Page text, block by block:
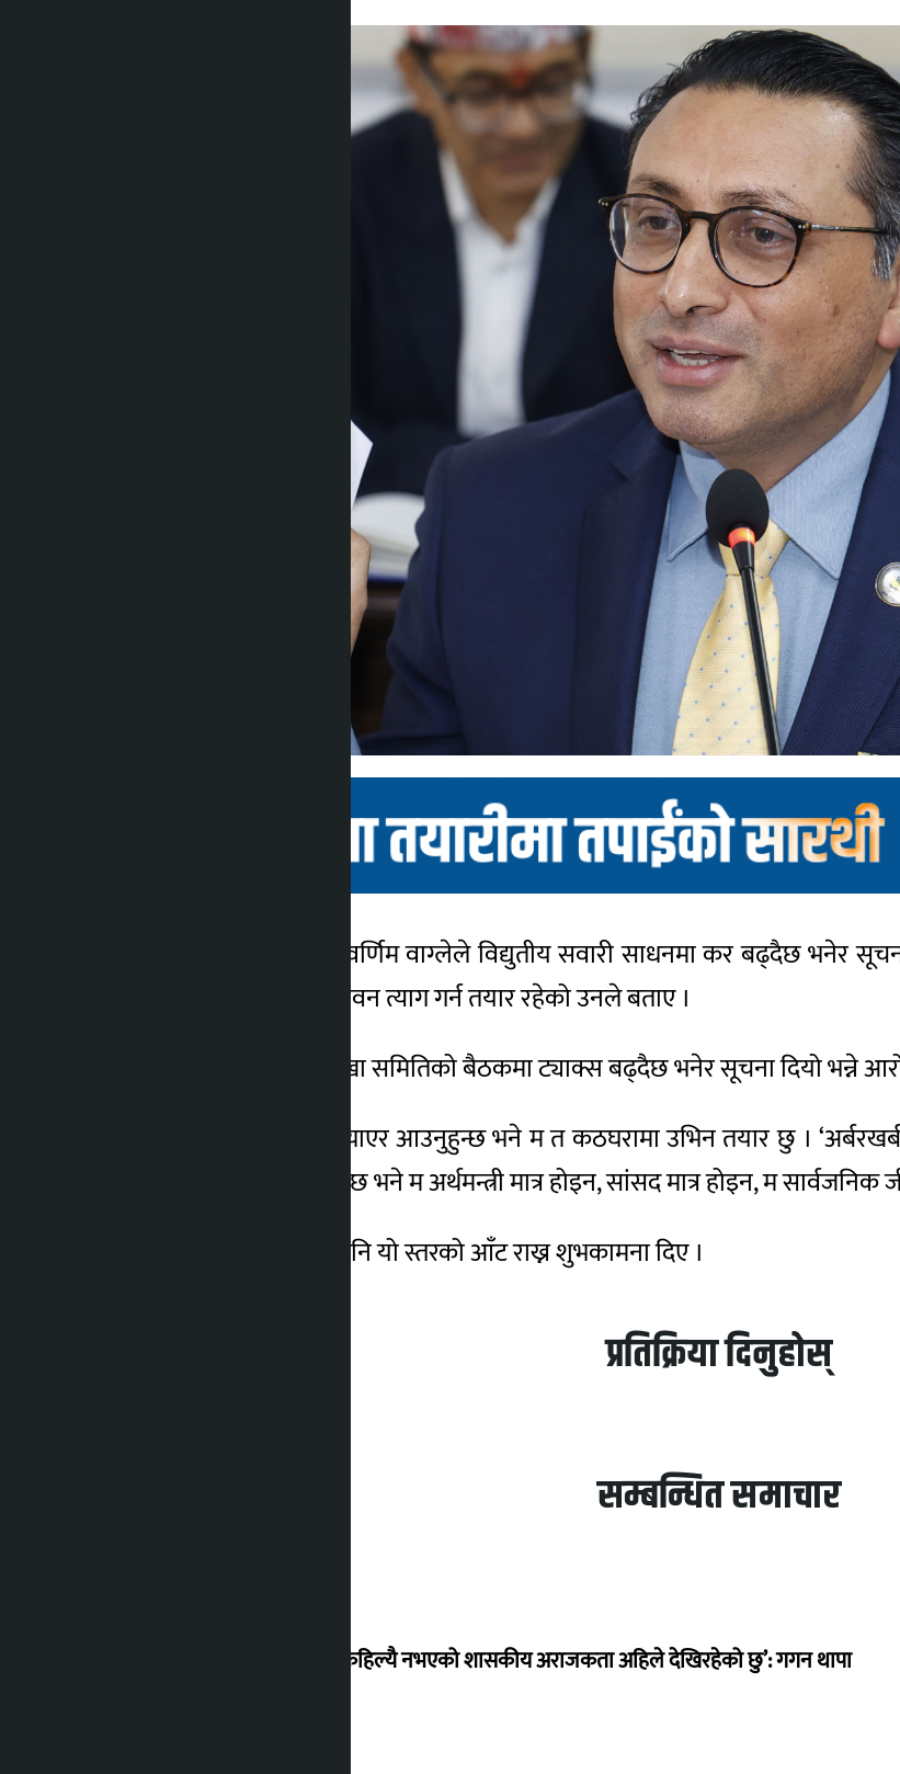
काठमाडौं । अर्थमन्त्री डा. स्वर्णिम वाग्लेले विद्युतीय सवारी साधनमा कर बढ्दैछ भनेर
प्रमाणित भए सार्वजनिक जीवन त्याग गर्न तयार रहेको उनले बताए ।
आज बिहान सार्वजनिक लेखा समितिको बैठकमा ट्याक्स बढ्दैछ भनेर सूचना दियो भन्ने
उनले भने, ‘यसमा प्रमाण ल्याएर आउनुहुन्छ भने म त कठघरामा उभिन तयार छु ।
रुपैयाँ कहीँ बदमासी गरेको छ भने म अर्थमन्त्री मात्र होइन, सांसद मात्र होइन, म सार्वजनिक
उनले अन्य सांसदहरुलाई पनि यो स्तरको आँट राख्न शुभकामना दिए ।
प्रतिक्रिया दिनुहोस्
सम्बन्धित समाचार
‘देशमा कहिल्यै नभएको शासकीय अराजकता अहिले देखिरहेको छु’: गगन थापा